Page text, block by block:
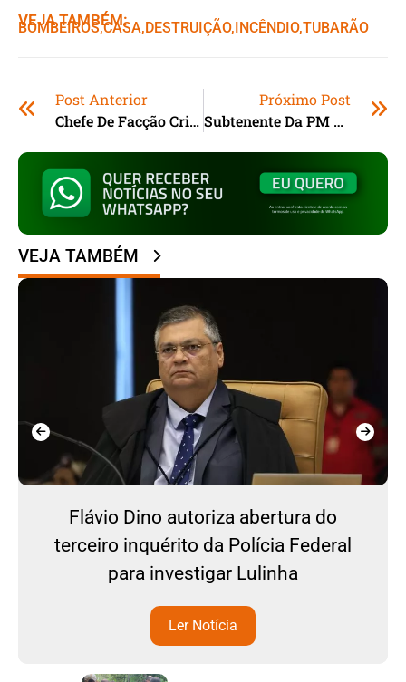
VEJA TAMBÉM:
BOMBEIROS,ㅤCASA,ㅤDESTRUIÇÃO,ㅤINCÊNDIO,ㅤTUBARÃO
Post Anterior
Chefe De Facção Criminosa Do Pará Morre Em Confronto Com A Polícia Em Florianópolis
Próximo Post
Subtenente Da PM Morre Com Tiro De Fuzil Em Ataque De Motoqueiros No RJ; Outros Agentes Ficam Feridos
VEJA TAMBÉM
Flávio Dino autoriza abertura do
terceiro inquérito da Polícia Federal
para investigar Lulinha
Ler Notícia